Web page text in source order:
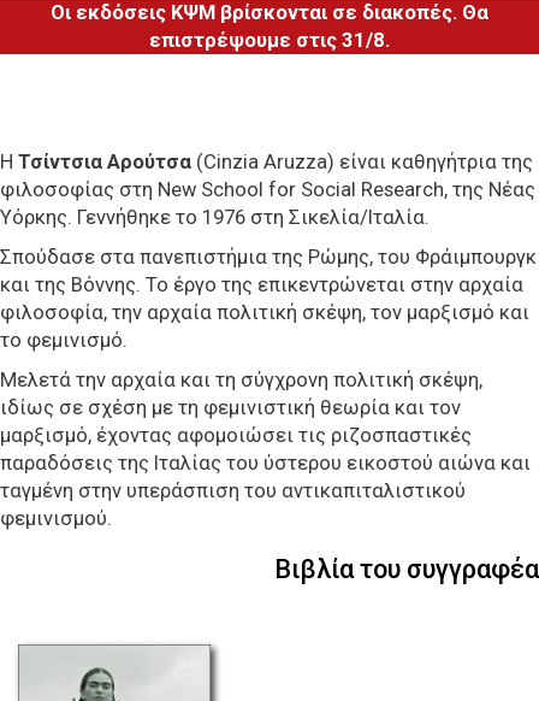
Οι εκδόσεις ΚΨΜ βρίσκονται σε διακοπές. Θα
επιστρέψουμε στις 31/8.
Η Τσίντσια Αρούτσα (Cinzia Aruzza) είναι καθηγήτρια της
φιλοσοφίας στη New School for Social Research, της Νέας
Υόρκης. Γεννήθηκε το 1976 στη Σικελία/Ιταλία.
Σπούδασε στα πανεπιστήμια της Ρώμης, του Φράιμπουργκ
και της Βόννης. Το έργο της επικεντρώνεται στην αρχαία
φιλοσοφία, την αρχαία πολιτική σκέψη, τον μαρξισμό και
το φεμινισμό.
Μελετά την αρχαία και τη σύγχρονη πολιτική σκέψη,
ιδίως σε σχέση με τη φεμινιστική θεωρία και τον
μαρξισμό, έχοντας αφομοιώσει τις ριζοσπαστικές
παραδόσεις της Ιταλίας του ύστερου εικοστού αιώνα και
ταγμένη στην υπεράσπιση του αντικαπιταλιστικού
φεμινισμού.
Βιβλία του συγγραφέα